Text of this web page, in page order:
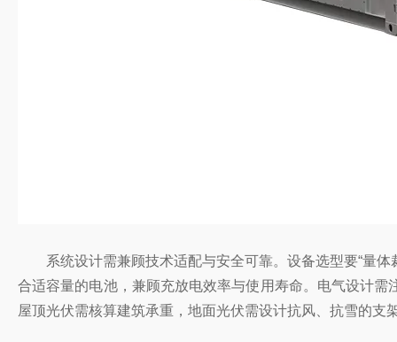
系统设计需兼顾技术适配与安全可靠。设备选型要“量体
合适容量的电池，兼顾充放电效率与使用寿命。电气设计
屋顶光伏需核算建筑承重，地面光伏需设计抗风、抗雪的支